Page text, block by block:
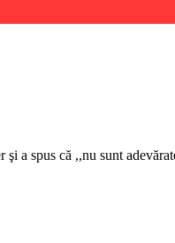
a spus că ,,nu sunt